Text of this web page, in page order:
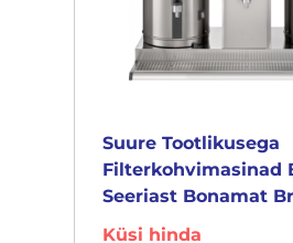
Suure Tootlikusega
Filterkohvimasinad
Seeriast Bonamat
Küsi hinda